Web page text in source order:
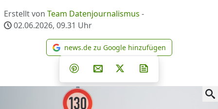
Erstellt von Team Datenjournalismus -
02.06.2026, 09.31 Uhr
news.de zu Google
news.de zu Google hinzufügen
Teilen auf Facebook
Teilen auf Whatsapp
Teilen auf Telegram
Teilen auf Pinterest
Per E-Mail teilen
Post auf X